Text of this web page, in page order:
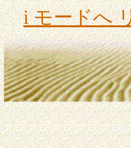
i モードへ